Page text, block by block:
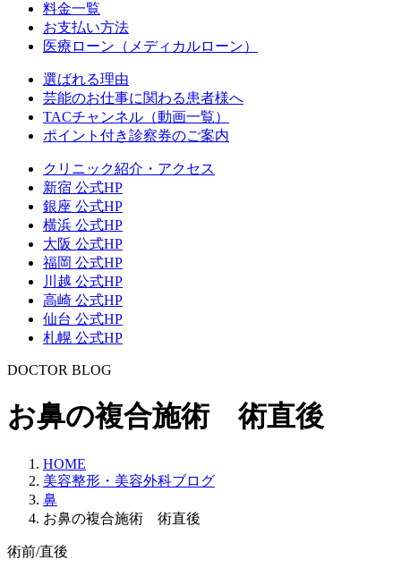
料金一覧
お支払い方法
医療ローン（メディカルローン）
選ばれる理由
芸能のお仕事に関わる患者様へ
TACチャンネル（動画一覧）
ポイント付き診察券のご案内
クリニック紹介・アクセス
新宿 公式HP
銀座 公式HP
横浜 公式HP
大阪 公式HP
福岡 公式HP
川越 公式HP
高崎 公式HP
仙台 公式HP
札幌 公式HP
DOCTOR BLOG
お鼻の複合施術 術直後
HOME
美容整形・美容外科ブログ
鼻
お鼻の複合施術 術直後
術前/直後